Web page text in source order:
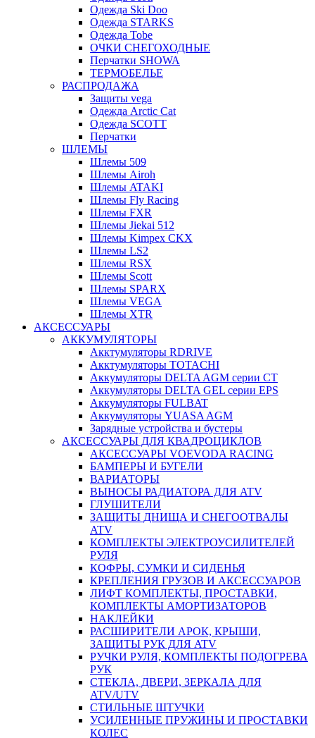
Одежда Ski Doo
Одежда STARKS
Одежда Tobe
ОЧКИ СНЕГОХОДНЫЕ
Перчатки SHOWA
ТЕРМОБЕЛЬЕ
РАСПРОДАЖА
Защиты vega
Одежда Arctic Cat
Одежда SCOTT
Перчатки
ШЛЕМЫ
Шлемы 509
Шлемы Airoh
Шлемы ATAKI
Шлемы Fly Racing
Шлемы FXR
Шлемы Jiekai 512
Шлемы Kimpex CKX
Шлемы LS2
Шлемы RSX
Шлемы Scott
Шлемы SPARX
Шлемы VEGA
Шлемы XTR
АКСЕССУАРЫ
АККУМУЛЯТОРЫ
Акктумуляторы RDRIVE
Акктумуляторы TOTACHI
Аккумуляторы DELTA AGM серии CT
Аккумуляторы DELTA GEL серии EPS
Аккумуляторы FULBAT
Аккумуляторы YUASA AGM
Зарядные устройства и бустеры
АКСЕССУАРЫ ДЛЯ КВАДРОЦИКЛОВ
АКСЕССУАРЫ VOEVODA RACING
БАМПЕРЫ И БУГЕЛИ
ВАРИАТОРЫ
ВЫНОСЫ РАДИАТОРА ДЛЯ ATV
ГЛУШИТЕЛИ
ЗАЩИТЫ ДНИЩА И СНЕГООТВАЛЫ
ATV
КОМПЛЕКТЫ ЭЛЕКТРОУСИЛИТЕЛЕЙ
РУЛЯ
КОФРЫ, СУМКИ И СИДЕНЬЯ
КРЕПЛЕНИЯ ГРУЗОВ И АКСЕССУАРОВ
ЛИФТ КОМПЛЕКТЫ, ПРОСТАВКИ,
КОМПЛЕКТЫ АМОРТИЗАТОРОВ
НАКЛЕЙКИ
РАСШИРИТЕЛИ АРОК, КРЫШИ,
ЗАЩИТЫ РУК ДЛЯ ATV
РУЧКИ РУЛЯ, КОМПЛЕКТЫ ПОДОГРЕВА
РУК
СТЕКЛА, ДВЕРИ, ЗЕРКАЛА ДЛЯ
ATV/UTV
СТИЛЬНЫЕ ШТУЧКИ
УСИЛЕННЫЕ ПРУЖИНЫ И ПРОСТАВКИ
КОЛЕС